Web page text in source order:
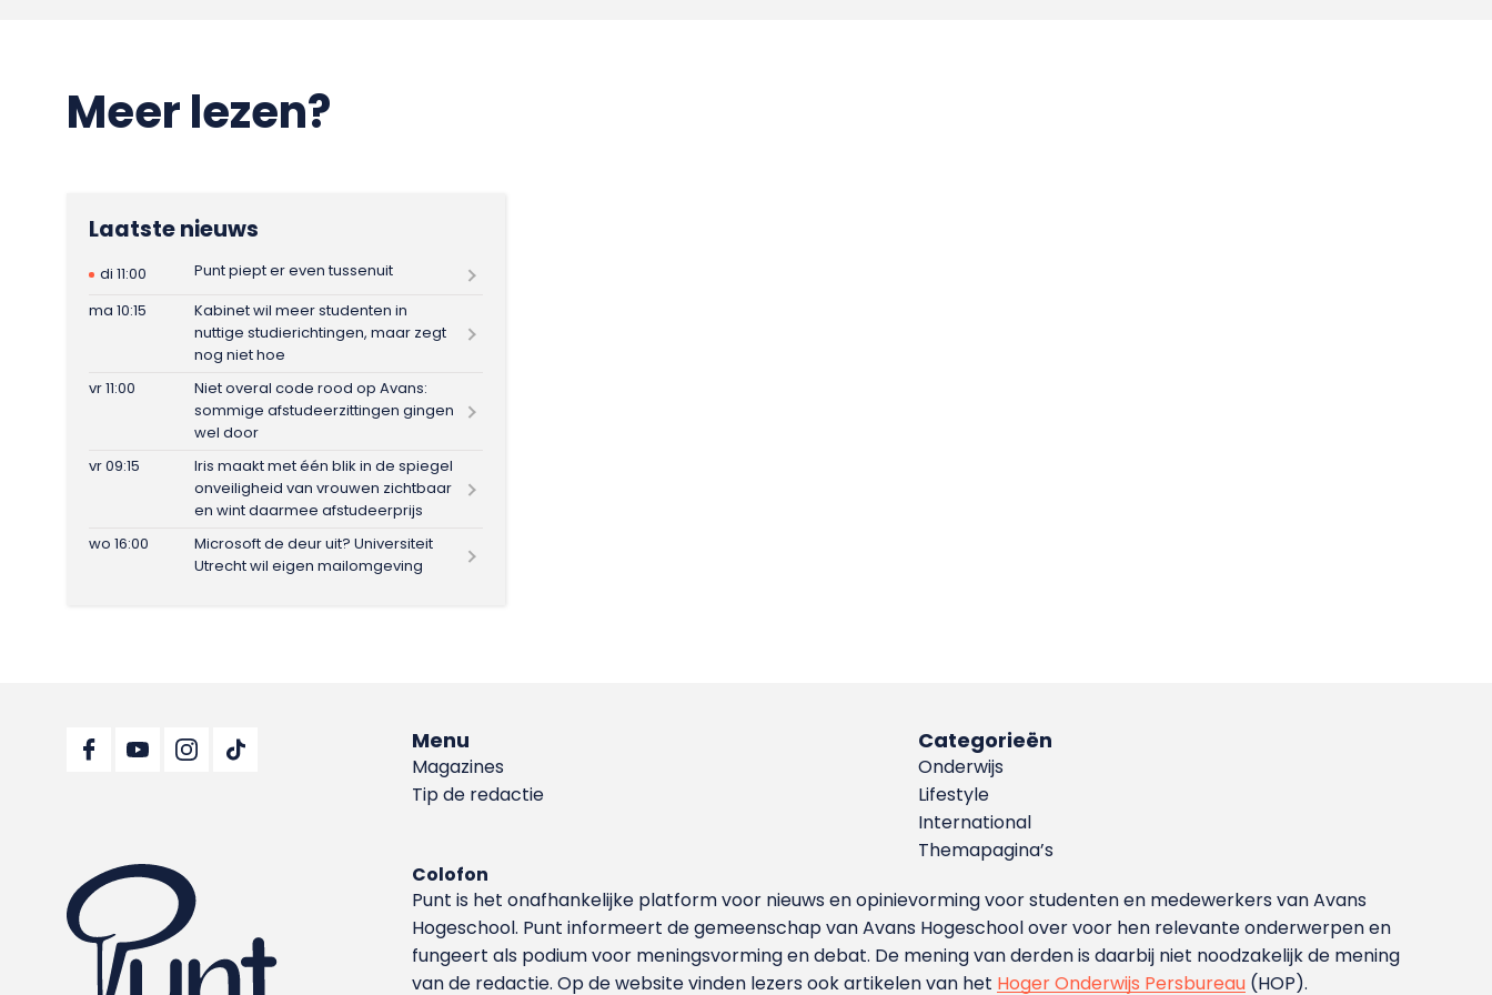
Meer lezen?
Laatste nieuws
di 11:00
Punt piept er even tussenuit
ma 10:15
Kabinet wil meer studenten in
nuttige studierichtingen, maar zegt
nog niet hoe
vr 11:00
Niet overal code rood op Avans:
sommige afstudeerzittingen gingen
wel door
vr 09:15
Iris maakt met één blik in de spiegel
onveiligheid van vrouwen zichtbaar
en wint daarmee afstudeerprijs
wo 16:00
Microsoft de deur uit? Universiteit
Utrecht wil eigen mailomgeving
Menu
Magazines
Tip de redactie
Categorieën
Onderwijs
Lifestyle
International
Themapagina’s
Colofon
Punt is het onafhankelijke platform voor nieuws en opinievorming voor studenten en medewerkers van Avans
Hoge­school. Punt informeert de gemeenschap van Avans Hogeschool over voor hen relevante onderwerpen en
fungeert als podium voor meningsvorming en debat. De mening van derden is daarbij niet noodzakelijk de mening
van de redactie. Op de website vinden lezers ook artikelen van het Hoger Onderwijs Persbureau (HOP).